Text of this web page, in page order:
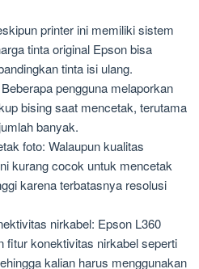
printer ini memiliki sistem
tinta original Epson bisa
tinta isi ulang.
pengguna melaporkan
bising saat mencetak, terutama
banyak.
foto: Walaupun kualitas
kurang cocok untuk mencetak
karena terbatasnya resolusi
nirkabel: Epson L360
fitur konektivitas nirkabel seperti
kalian harus menggunakan